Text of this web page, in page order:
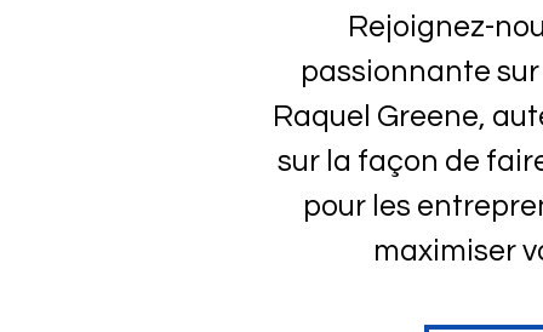
Rejoignez-
passionnante
Raquel Greene,
sur la façon de
pour les
maximiser